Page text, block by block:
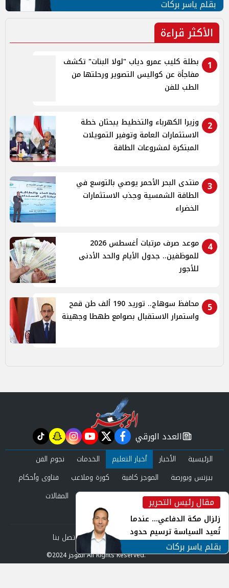
بقلم ياسر بركات
الأكثر قراءة
1
بطلة كليب عمرو دياب "لولا البنات" تكشف
مفاجأة عن كواليس التصوير ورحلتها من
الطب للفن
2
وزيرا الكهرباء والتخطيط يبحثان خطة
الاستثمارات العامة وتوفير التمويلات
المبتكرة لمشروعات الطاقة
3
منتدى البحر الأحمر يوصي بالتوسع في
الطاقة الشمسية وجذب الاستثمارات
الخضراء
4
موعد صرف مرتبات أغسطس 2026
للموظفين.. جدول الأيام والحد الأدنى
للأجور
5
محافظ سوهاج.. توريد 190 ألف طن قمح
واستمرار الاستقبال بصوامع طهطا وجهينة
مقال رئيس التحرير
زلزال مكة الدفاعي... عندما
تُعيد السياسة ترسيم حدود
الأمن القومي العربي
بقلم ياسر بركات
newspaper
العدد الورقي facebook
twitter
youtube
instagram
snapchat
tiktok
الرئيسية الأخبار أخبار التعليم الخدمات
نجوم الفن
بيزنس وبورصة
الموجز كافية كورة وملاعب
فتاوى وأحكام
صحة وجمال
عرب وعالم حوادث ومحاكم
المقالات
العدد الورقي
من نحن
سياسة الخصوصية اتصل بنا
©2024 الموجز All Rights Reserved.